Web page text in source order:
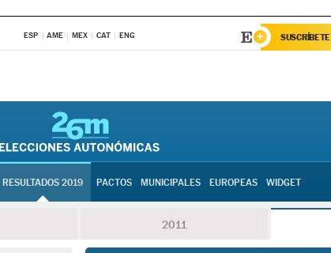
ESP AME MEX CAT ENG SUSCRÍBETE
RESULTADOS 2019 PACTOS MUNICIPALES EUROPEAS WIDGET
2011